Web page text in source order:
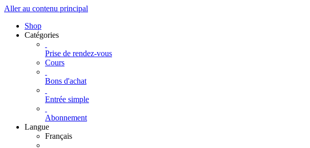
Aller au contenu principal
Shop
Catégories
Prise de rendez-vous
Cours
Bons d'achat
Entrée simple
Abonnement
Langue
Français